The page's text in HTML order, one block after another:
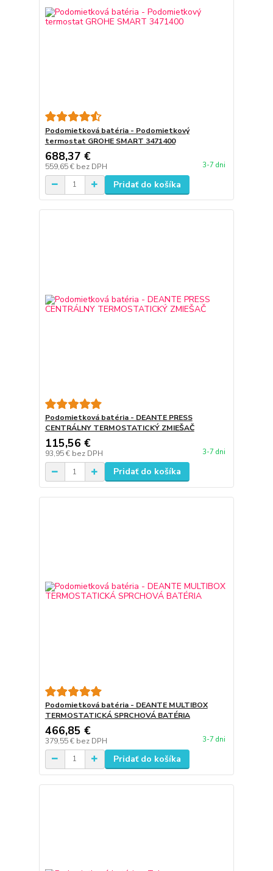
Podomietková batéria - Podomietkový
termostat GROHE SMART 3471400
688,37 €
559,65 € bez DPH 3-7 dni
Pridať do košíka
Podomietková batéria - DEANTE PRESS
CENTRÁLNY TERMOSTATICKÝ ZMIEŠAČ
115,56 €
93,95 € bez DPH 3-7 dni
Pridať do košíka
Podomietková batéria - DEANTE MULTIBOX
TERMOSTATICKÁ SPRCHOVÁ BATÉRIA
466,85 €
379,55 € bez DPH 3-7 dni
Pridať do košíka